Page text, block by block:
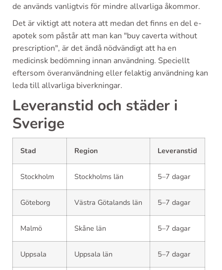
de används vanligtvis för mindre allvarliga åkommor.
Det är viktigt att notera att medan det finns en del e-
apotek som påstår att man kan "buy caverta without
prescription", är det ändå nödvändigt att ha en
medicinsk bedömning innan användning. Speciellt
eftersom överanvändning eller felaktig användning kan
leda till allvarliga biverkningar.
Leveranstid och städer i
Sverige
Stad Region Leveranstid
Stockholm Stockholms län 5–7 dagar
Göteborg Västra Götalands län 5–7 dagar
Malmö Skåne län 5–7 dagar
Uppsala Uppsala län 5–7 dagar